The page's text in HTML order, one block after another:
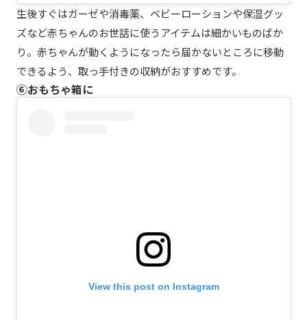
生後すぐはガーゼや消毒薬、ベビーローションや保湿グッ
ズなど赤ちゃんのお世話に使うアイテムは細かいものばか
り。赤ちゃんが動くようになったら届かないところに移動
できるよう、取っ手付きの収納がおすすめです。
⑥おもちゃ箱に
View this post on Instagram